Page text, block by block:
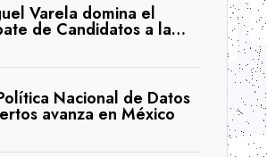
Varela domina el
de Candidatos a la…
Nacional de Datos
avanza en México